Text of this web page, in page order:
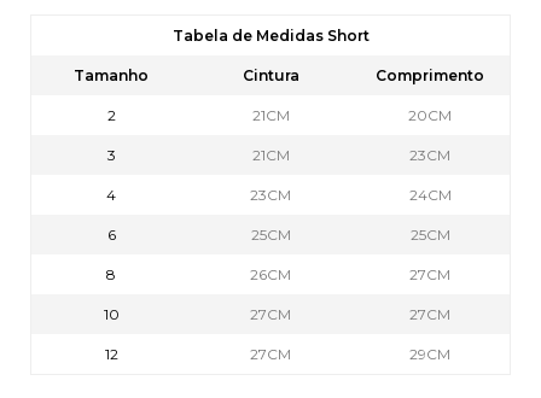
Tabela de Medidas Short
Tamanho Cintura Comprimento
2 21CM 20CM
3 21CM 23CM
4 23CM 24CM
6 25CM 25CM
8 26CM 27CM
10 27CM 27CM
12 27CM 29CM